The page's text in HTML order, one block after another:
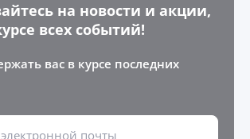
на новости и акции,
всех событий!
вас в курсе последних